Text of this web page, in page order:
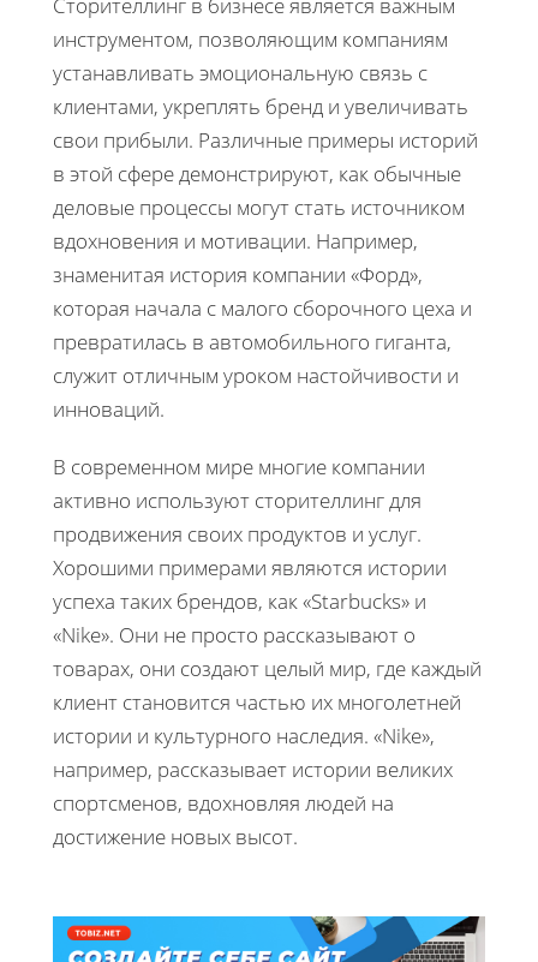
инструментом, позволяющим компаниям
устанавливать эмоциональную связь с
клиентами, укреплять бренд и увеличивать
свои прибыли. Различные примеры историй
в этой сфере демонстрируют, как обычные
деловые процессы могут стать источником
вдохновения и мотивации. Например,
знаменитая история компании «Форд»,
которая начала с малого сборочного цеха и
превратилась в автомобильного гиганта,
служит отличным уроком настойчивости и
инноваций.
В современном мире многие компании
активно используют сторителлинг для
продвижения своих продуктов и услуг.
Хорошими примерами являются истории
успеха таких брендов, как «Starbucks» и
«Nike». Они не просто рассказывают о
товарах, они создают целый мир, где каждый
клиент становится частью их многолетней
истории и культурного наследия. «Nike»,
например, рассказывает истории великих
спортсменов, вдохновляя людей на
достижение новых высот.